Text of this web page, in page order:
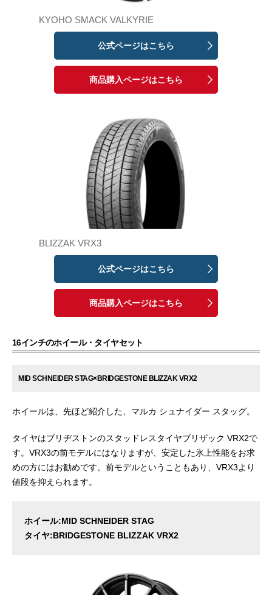
KYOHO SMACK VALKYRIE
公式ページはこちら
商品購入ページはこちら
BLIZZAK VRX3
公式ページはこちら
商品購入ページはこちら
16インチのホイール・タイヤセット
MID SCHNEIDER STAG×BRIDGESTONE BLIZZAK VRX2
ホイールは、先ほど紹介した、マルカ シュナイダー スタッグ。
タイヤはブリヂストンのスタッドレスタイヤブリザック VRX2で
す。VRX3の前モデルにはなりますが、安定した氷上性能をお求
めの方にはお勧めです。前モデルということもあり、VRX3より
値段を抑えられます。
ホイール:MID SCHNEIDER STAG
タイヤ:BRIDGESTONE BLIZZAK VRX2